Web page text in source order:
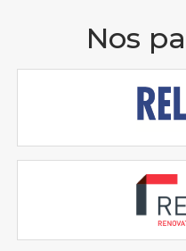
Nos